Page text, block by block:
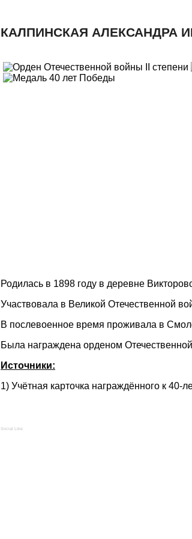
КАЛПИНСКАЯ АЛЕКСАНДРА
Родилась в 1898 году в деревне
Участвовала в Великой Отечественной
В послевоенное время проживала в
Была награждена орденом
Источники:
1) Учётная карточка награждённого к 40-
Social Like